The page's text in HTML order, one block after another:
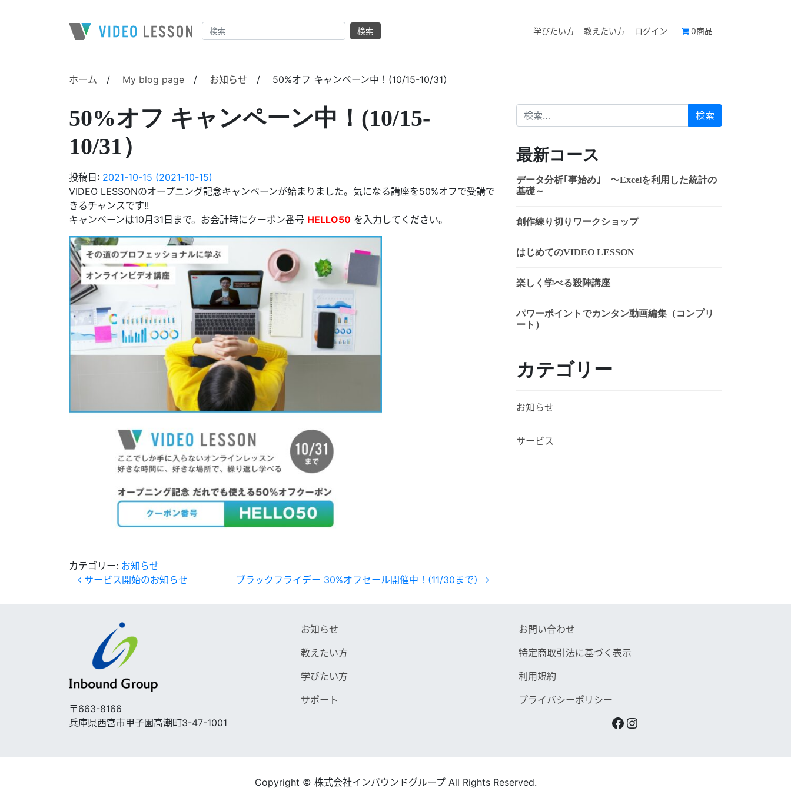
メインナビゲーション 検索 学びたい方 教えたい方 ログイン 0商品
ホーム / My blog page / お知らせ / 50%オフ キャンペーン中！(10/15-10/31）
50%オフ キャンペーン中！(10/15-
10/31）
投稿日: 2021-10-15 (2021-10-15)
VIDEO LESSONのオープニング記念キャンペーンが始まりました。気になる講座を50%オフで受講で
きるチャンスです!!
キャンペーンは10月31日まで。お会計時にクーポン番号 HELLO50 を入力してください。
カテゴリー: お知らせ
投稿ナビゲーション
サービス開始のお知らせ ブラックフライデー 30%オフセール開催中！(11/30まで）
検索:
最新コース
データ分析｢事始め｣ ～Excelを利用した統計の
基礎～
創作練り切りワークショップ
はじめてのVIDEO LESSON
楽しく学べる殺陣講座
パワーポイントでカンタン動画編集（コンプリ
ート）
カテゴリー
お知らせ
サービス
〒663-8166
兵庫県西宮市甲子園高潮町3-47-1001
お知らせ
教えたい方
学びたい方
サポート
お問い合わせ
特定商取引法に基づく表示
利用規約
プライバシーポリシー
Facebook
Instagram
Copyright © 株式会社インバウンドグループ All Rights Reserved.